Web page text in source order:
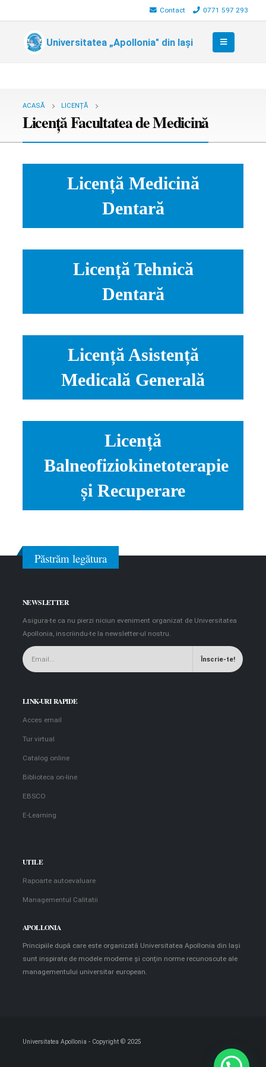
Contact 0771 597 293
Universitatea „Apollonia" din Iași
ACASĂ LICENȚĂ
Licență Facultatea de Medicină
Licență Medicină
Dentară
Licență Tehnică
Dentară
Licență Asistență
Medicală Generală
Licență
Balneofiziokinetoterapie
și Recuperare
Păstrăm legătura
NEWSLETTER
Asigura-te ca nu pierzi niciun eveniment organizat de Universitatea
Apollonia, inscriindu-te la newsletter-ul nostru.
LINK-URI RAPIDE
Acces email
Tur virtual
Catalog online
Biblioteca on-line
EBSCO
E-Learning
UTILE
Rapoarte autoevaluare
Managementul Calitatii
APOLLONIA
Principiile după care este organizată Universitatea Apollonia din Iaşi
sunt inspirate de modele moderne şi conţin norme recunoscute ale
managementului universitar european.
Universitatea Apollonia - Copyright © 2025